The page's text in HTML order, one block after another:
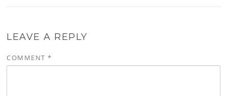
LEAVE A REPLY
COMMENT*